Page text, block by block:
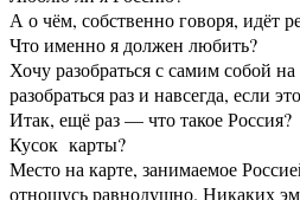
А о чём, собственно говоря, идёт
Что именно я должен любить?
Хочу разобраться с самим собой
разобраться раз и навсегда, если
Итак, ещё раз — что такое Россия?
Кусок карты?
Место на карте, занимаемое
отношусь равнодушно. Никаких